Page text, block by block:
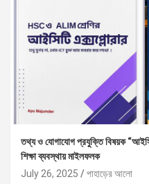
তথ্য ও যোগাযোগ প্রযুক্তি বিষয়ক
শিক্ষা ব্যবস্থায় মাইলফলক
July 26, 2025
পাহাড়ের আলো